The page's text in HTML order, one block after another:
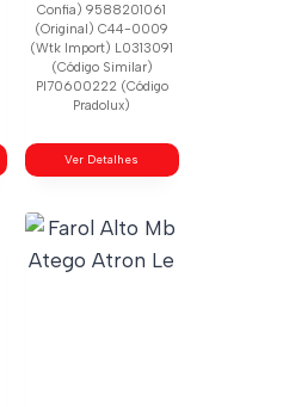
Confia) 9588201061
(Original) C44-0009
(Wtk Import) L0313091
(Código Similar)
Pl70600222 (Código
Pradolux)
Ver Detalhes